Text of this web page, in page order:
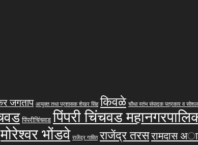
जगताप आयुक्त तथा प्रशासक शेखर सिंह किवळे चौथा स्तंभ संपादक पत्रकार व सोशल
पिंपरीचिंचवड पिंपरी चिंचवड
मोरेश्वर भोंडवे राजेंद्र गावित राजेंद्र तरसरामदास